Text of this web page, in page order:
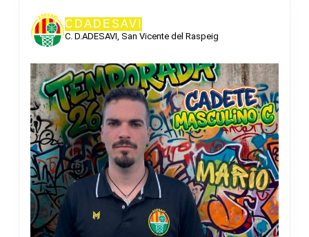
CDADESAVI
C. D.ADESAVI, San Vicente del Raspeig